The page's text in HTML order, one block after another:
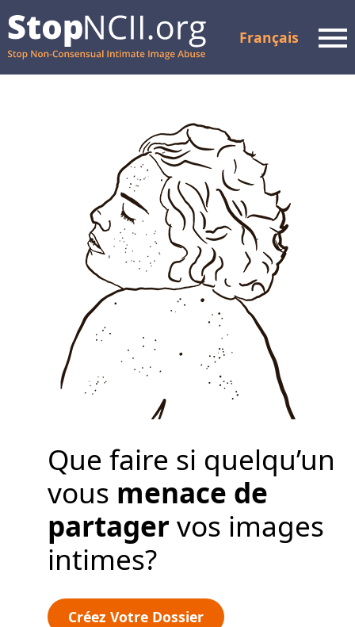
Français
Ressources et soutien
Comment ça marche
À propos de nous
Partenaires
Politique de
Créez votre dossier
Que faire si quelqu’un
vous menace de
partagervos images
intimes?
Créez Votre Dossier